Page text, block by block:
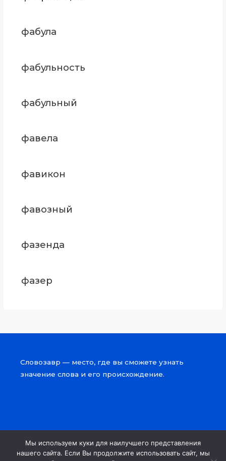
фабула
фабульность
фабульный
фавела
фавикон
фавозный
фазенда
фазер
Словозавр — место, где вы сможете узнать
значение слова и его происхождение.
Copyright © 2026 Словозавр
Мы используем куки для наилучшего представления
нашего сайта. Если Вы продолжите использовать сайт, мы